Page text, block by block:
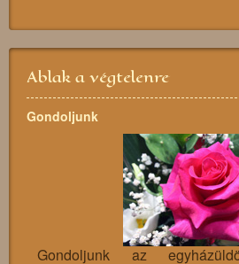
Ablak a végtelenre
Gondoljunk
Gondoljunk az